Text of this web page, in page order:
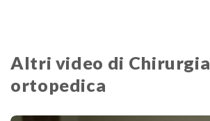
Altri video di Chirurgia
ortopedica